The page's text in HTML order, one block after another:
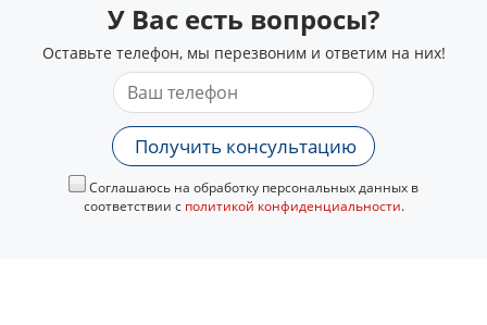
У Вас есть вопросы?
Оставьте телефон, мы перезвоним и ответим на них!
Получить консультацию
Соглашаюсь на обработку персональных данных в
соответствии с политикой конфиденциальности.